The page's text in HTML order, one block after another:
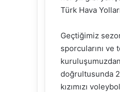
Türk Hava
Geçtiğimiz
sporcularını ve
doğrultusunda
kızımızı